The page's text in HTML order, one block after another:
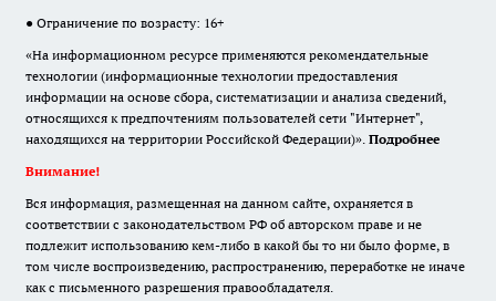
● Ограничение по возрасту: 16+
«На информационном ресурсе применяются рекомендательные
технологии (информационные технологии предоставления
информации на основе сбора, систематизации и анализа сведений,
относящихся к предпочтениям пользователей сети "Интернет",
находящихся на территории Российской Федерации)». Подробнее
Внимание!
Вся информация, размещенная на данном сайте, охраняется в
соответствии с законодательством РФ об авторском праве и не
подлежит использованию кем-либо в какой бы то ни было форме, в
том числе воспроизведению, распространению, переработке не иначе
как с письменного разрешения правообладателя.